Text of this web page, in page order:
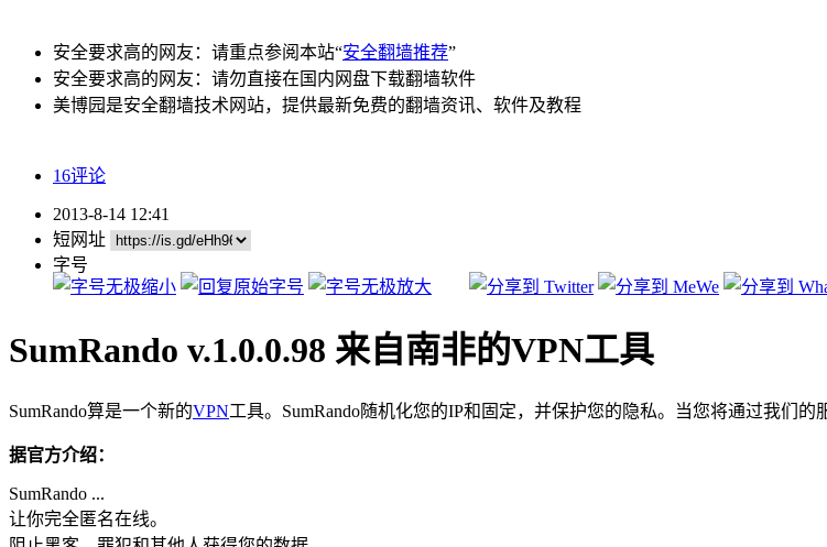
安全要求高的网友：请重点参阅本站“安全翻墙推荐”
安全要求高的网友：请勿直接在国内网盘下载翻墙软件
美博园是安全翻墙技术网站，提供最新免费的翻墙资讯、软件及教程
16评论
2013-8-14 12:41
短网址
字号
SumRando v.1.0.0.98 来自南非的VPN工具
SumRando算是一个新的VPN工具。SumRando随机化您的IP和固定，并保护您的隐私。当您将通过我们的
据官方介绍：
SumRando ...
让你完全匿名在线。